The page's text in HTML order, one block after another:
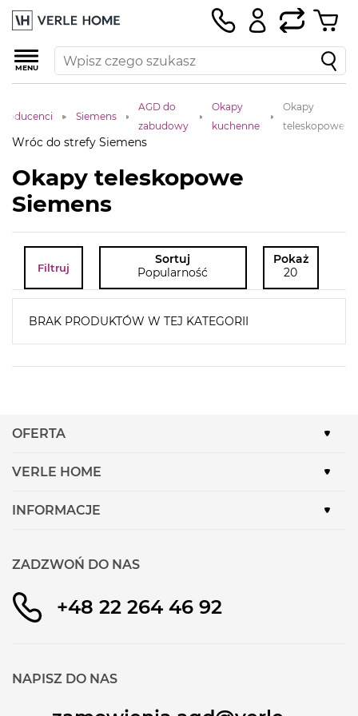
MENU
Siemens
AGD do
zabudowy
Okapy
kuchenne
Okapy
teleskopowe
Wróc do strefy Siemens
Okapy teleskopowe
Siemens
Filtruj
Sortuj
Popularność
Pokaż
20
BRAK PRODUKTÓW W TEJ KATEGORII
OFERTA
VERLE HOME
INFORMACJE
ZADZWOŃ DO NAS
+48 22 264 46 92
NAPISZ DO NAS